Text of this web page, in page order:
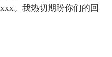
。我热切期盼你们的回